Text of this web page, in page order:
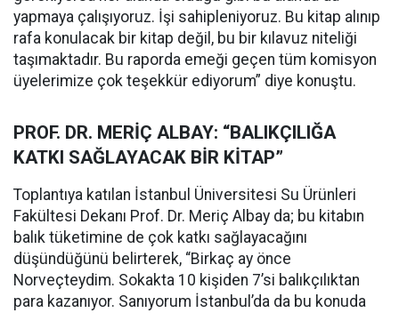
yapmaya çalışıyoruz. İşi sahipleniyoruz. Bu kitap alınıp
rafa konulacak bir kitap değil, bu bir kılavuz niteliği
taşımaktadır. Bu raporda emeği geçen tüm komisyon
üyelerimize çok teşekkür ediyorum” diye konuştu.
PROF. DR. MERİÇ ALBAY: “BALIKÇILIĞA
KATKI SAĞLAYACAK BİR KİTAP”
Toplantıya katılan İstanbul Üniversitesi Su Ürünleri
Fakültesi Dekanı Prof. Dr. Meriç Albay da; bu kitabın
balık tüketimine de çok katkı sağlayacağını
düşündüğünü belirterek, “Birkaç ay önce
Norveçteydim. Sokakta 10 kişiden 7’si balıkçılıktan
para kazanıyor. Sanıyorum İstanbul’da da bu konuda